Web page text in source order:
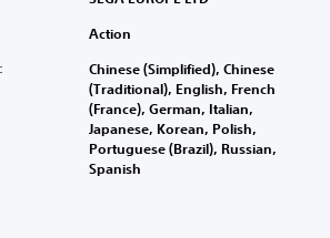
Action
Chinese (Simplified), Chinese
(Traditional), English, French
(France), German, Italian,
Japanese, Korean, Polish,
Portuguese (Brazil), Russian,
Spanish